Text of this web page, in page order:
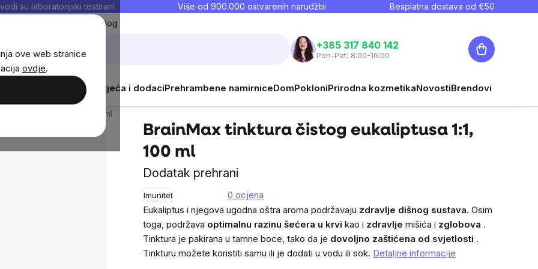
ove web stranice
ovdje.
su laboratorijski testirani Više od 900.000 ostvarenih narudžbi Besplatna dostava od €50
Blog
+385 317 840 142
Pon-Pet: 8:00-16:00
Košarica
Sportska odjeća i dodaciPrehrambene namirniceDomPokloniPrirodna kozmetikaNovostiBrendovi
eukaliptusa 1:1, 100 ml
BrainMax tinktura čistog eukaliptusa 1:1,
100 ml
Dodatak prehrani
Imunitet 0 ocjena
Eukaliptus i njegova ugodna oštra aroma podržavaju zdravlje dišnog sustava. Osim
toga, podržava optimalnu razinu šećera u krvi kao i zdravlje mišića i zglobova .
Tinktura je pakirana u tamne boce, tako da je dovoljno zaštićena od svjetlosti .
Tinkturu možete koristiti samu ili je dodati u vodu ili sok. Detaljne informacije
Slični proizvodi
Prati